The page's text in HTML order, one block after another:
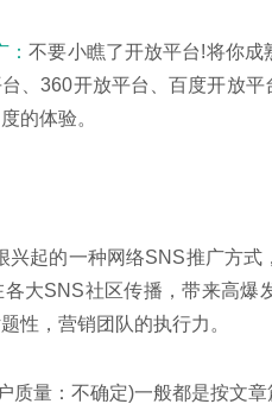
：不要小瞧了开放平台!将你
、360开放平台、百度开放平
的体验。
兴起的一种网络SNS推广方
大SNS社区传播，带来高爆
性，营销团队的执行力。
质量：不确定)一般都是按文